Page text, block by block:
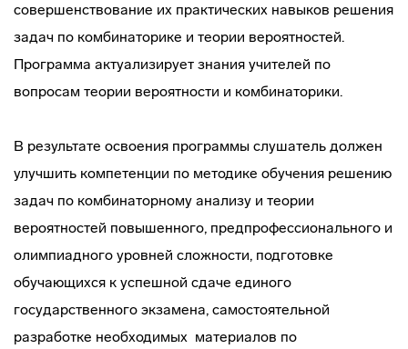
совершенствование их практических навыков решения
задач по комбинаторике и теории вероятностей.
Программа актуализирует знания учителей по
вопросам теории вероятности и комбинаторики.
В результате освоения программы слушатель должен
улучшить компетенции по методике обучения решению
задач по комбинаторному анализу и теории
вероятностей повышенного, предпрофессионального и
олимпиадного уровней сложности, подготовке
обучающихся к успешной сдаче единого
государственного экзамена, самостоятельной
разработке необходимых материалов по